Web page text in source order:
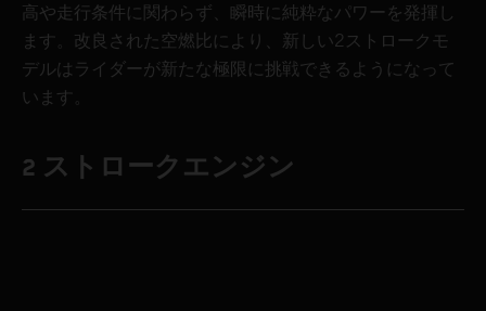
高や走行条件に関わらず、瞬時に純粋なパワーを発揮し
ます。改良された空燃比により、新しい2ストロークモ
デルはライダーが新たな極限に挑戦できるようになって
います。
2 ストロークエンジン